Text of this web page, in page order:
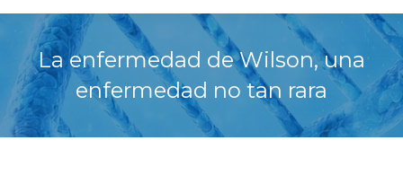
La enfermedad de Wilson, una
enfermedad no tan rara